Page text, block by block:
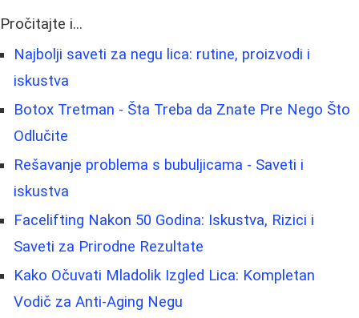
Pročitajte i...
Najbolji saveti za negu lica: rutine, proizvodi i
iskustva
Botox Tretman - Šta Treba da Znate Pre Nego Što
Odlučite
Rešavanje problema s bubuljicama - Saveti i
iskustva
Facelifting Nakon 50 Godina: Iskustva, Rizici i
Saveti za Prirodne Rezultate
Kako Očuvati Mladolik Izgled Lica: Kompletan
Vodič za Anti-Aging Negu